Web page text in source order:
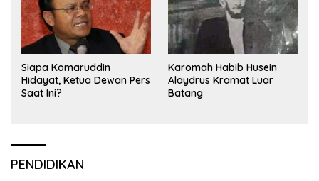
Siapa Komaruddin
Hidayat, Ketua Dewan Pers
Saat Ini?
Karomah Habib Husein
Alaydrus Kramat Luar
Batang
PENDIDIKAN